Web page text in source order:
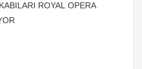
ROYAL OPERA